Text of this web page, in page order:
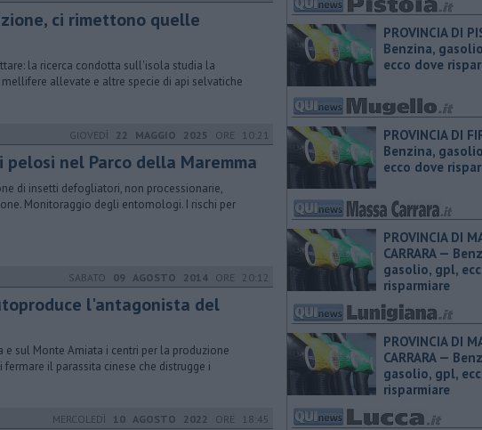
ci rimettono quelle
la ricerca condotta sull'isola studia la
allevate e altre specie di api selvatiche
GIOVEDÌ 22 MAGGIO 2025 ORE 10:21
pelosi nel Parco della Maremma
di insetti defogliatori, non processionarie,
Monitoraggio degli entomologi. I rischi per
SABATO 09 AGOSTO 2014 ORE 20:12
l'antagonista del
e sul Monte Amiata i centri per la produzione
il parassita cinese che distrugge i
MERCOLEDÌ 10 AGOSTO 2022 ORE 18:45
PROVINCIA DI
Benzina,
ecco dove
PROVINCIA DI
Benzina,
ecco dove
PROVINCIA DI
CARRARA —
gasolio, gpl,
risparmiare
PROVINCIA DI
CARRARA —
gasolio, gpl,
risparmiare